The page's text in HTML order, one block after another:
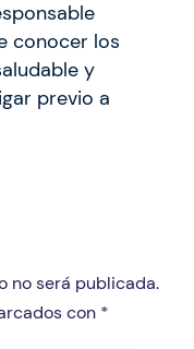
conocer los
y
previo a
no será publicada.
con *